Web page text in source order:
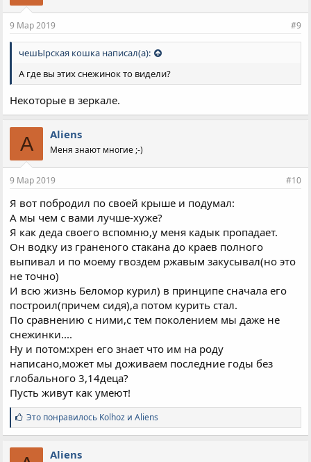
9 Мар 2019 #9
чешЫрская кошка написал(а):
А где вы этих снежинок то видели?
Некоторые в зеркале.
A Aliens
Меня знают многие ;-)
9 Мар 2019 #10
Я вот побродил по своей крыше и подумал:
А мы чем с вами лучше-хуже?
Я как деда своего вспомню,у меня кадык пропадает.
Он водку из граненого стакана до краев полного
выпивал и по моему гвоздем ржавым закусывал(но это
не точно)
И всю жизнь Беломор курил) в принципе сначала его
построил(причем сидя),а потом курить стал.
По сравнению с ними,с тем поколением мы даже не
снежинки....
Ну и потом:хрен его знает что им на роду
написано,может мы доживаем последние годы без
глобального 3,14деца?
Пусть живут как умеют!
С
и
м
п
Это понравилось Kolhoz иAliens
Aliens